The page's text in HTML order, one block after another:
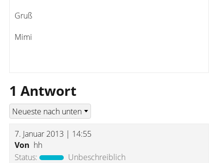
Gruß
Mimi
1 Antwort
7. Januar 2013 | 14:55
Von hh
Status:
Unbeschreiblich